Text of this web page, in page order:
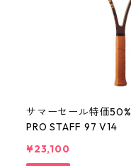
サマーセール特価
PRO STAFF 97 V14
¥23,100